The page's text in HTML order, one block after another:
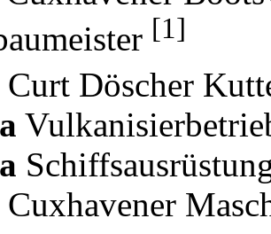
[1]
Curt Döscher
Cuxhavener